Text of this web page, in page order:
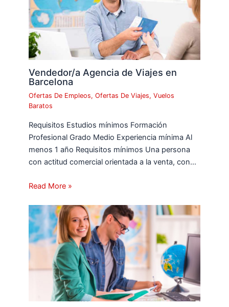
Vendedor/a Agencia de Viajes en
Barcelona
Ofertas De Empleos,Ofertas De Viajes,Vuelos
Baratos
Requisitos Estudios mínimos Formación
Profesional Grado Medio Experiencia mínima Al
menos 1 año Requisitos mínimos Una persona
con actitud comercial orientada a la venta, con…
Read More »